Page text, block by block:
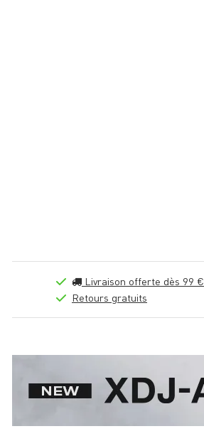
Livraison offerte dès 99 €
Retours gratuits